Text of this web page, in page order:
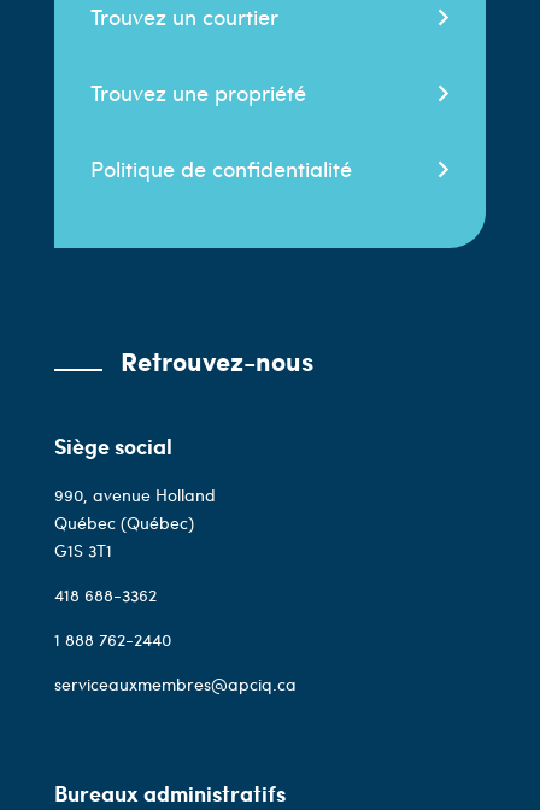
Trouvez un courtier
Trouvez une propriété
Politique de confidentialité
Retrouvez-nous
Siège social
990, avenue Holland
Québec (Québec)
G1S 3T1
418 688-3362
1 888 762-2440
serviceauxmembres@apciq.ca
Bureaux administratifs